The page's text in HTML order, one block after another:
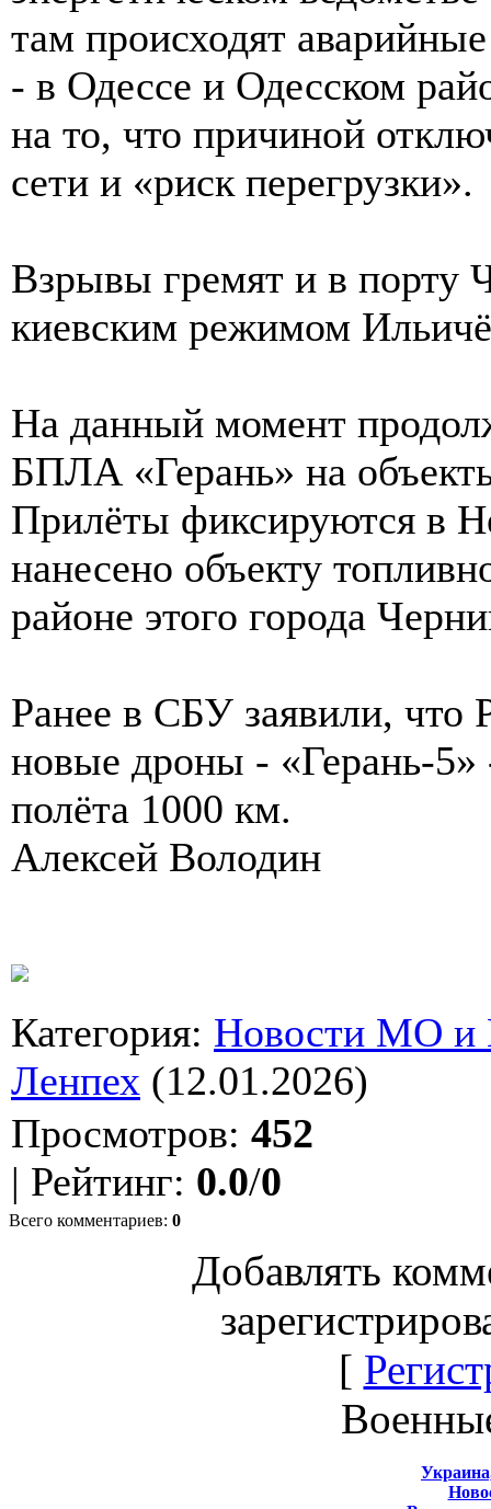
там происходят
- в Одессе и Одесском
на то, что причиной
сети и «риск перегрузки».
Взрывы гремят и в порту
киевским режимом
На данный момент
БПЛА «Герань» на
Прилёты фиксируются в
нанесено объекту
районе этого города
Ранее в СБУ заявили, что
новые дроны - «Герань-
полёта 1000 км.
Алексей Володин
Категория: Новости МО
Ленпех (12.01.2026)
Просмотров: 452
| Рейтинг: 0.0/0
Всего комментариев: 0
Добавлять
[